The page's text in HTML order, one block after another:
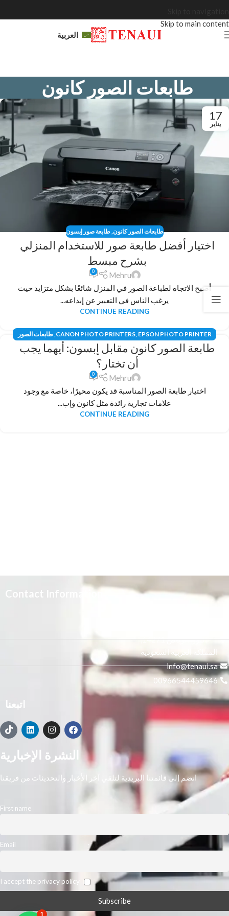
Skip to main content
العربية
طابعات الصور كانون
17
يناير
طابعات الصور كانون ,طابعة صور إبسون
اختيار أفضل طابعة صور للاستخدام المنزلي
بشرح مبسط
Mehru
0
أصبح الاتجاه لطباعة الصور في المنزل شائعًا بشكل متزايد حيث
يرغب الناس في التعبير عن إبداعه...
CONTINUE READING
CANON PHOTO PRINTERS, EPSON PHOTO PRINTER
,طابعات الصور
كانون
طابعة الصور إبسون
طابعة الصور كانون مقابل إبسون: أيهما يجب
أن تختار؟
Mehru
0
اختيار طابعة الصور المناسبة قد يكون محيرًا، خاصة مع وجود
علامات تجارية رائدة مثل كانون وإب...
CONTINUE READING
Contact Information
النور, الرياض 14271,
المملكة العربية السعودية
info@tenaui.sa
00966544459646
اتبعنا
النشرة الإخبارية
انضم إلى قائمتنا البريدية لتلقي آخر الأخبار والتحديثات من فريقنا
First name
Email
1